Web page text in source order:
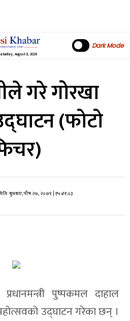
August 8, 2026
Dark Mode
गरे गोरखा
(फोटो
बुधबार, पौष २७, २०७९ | १५:४१:०३
पुष्पकमल दाहाल
उद्घाटन गरेका छन् ।